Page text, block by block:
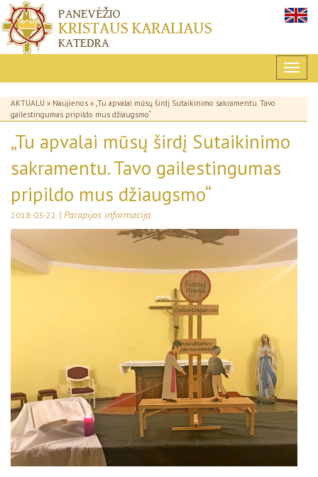
AKTUALU » Naujienos » „Tu apvalai mūsų širdį Sutaikinimo sakramentu. Tavo
gailestingumas pripildo mus džiaugsmo“
„Tu apvalai mūsų širdį Sutaikinimo
sakramentu. Tavo gailestingumas
pripildo mus džiaugsmo“
2018-03-22 | Parapijos informacija